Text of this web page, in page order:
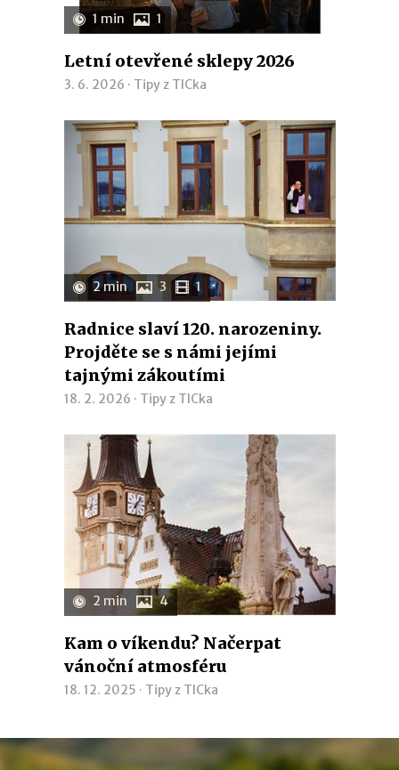
1 min 1
Letní otevřené sklepy 2026
3. 6. 2026 · Tipy z TICka
2 min 3 1
Radnice slaví 120. narozeniny.
Projděte se s námi jejími
tajnými zákoutími
18. 2. 2026 · Tipy z TICka
2 min 4
Kam o víkendu? Načerpat
vánoční atmosféru
18. 12. 2025 · Tipy z TICka